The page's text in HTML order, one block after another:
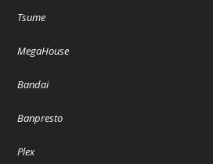
Tsume
MegaHouse
Bandai
Banpresto
Plex